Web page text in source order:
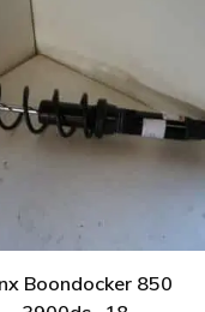
Boondocker 850